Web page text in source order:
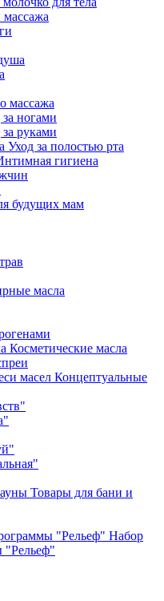
массажа
массажа
за ногами
за руками
Уход за полостью рта
гигиена
будущих мам
масла
Косметические масла
Концептуальные
Товары для бани и
Набор
"Рельеф"